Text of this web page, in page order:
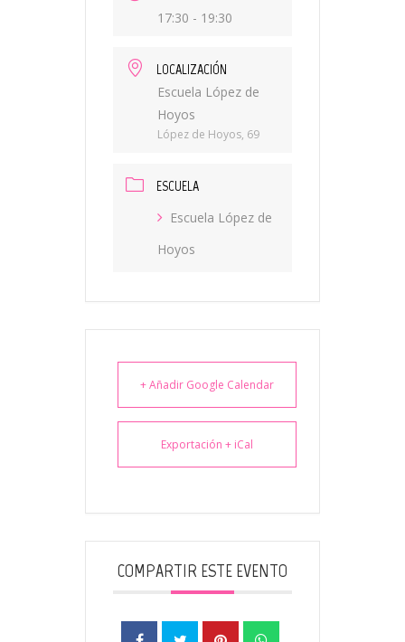
17:30 - 19:30
LOCALIZACIÓN
Escuela López de
Hoyos
López de Hoyos, 69
ESCUELA
Escuela López de
Hoyos
+ Añadir Google Calendar
Exportación + iCal
COMPARTIR ESTE EVENTO